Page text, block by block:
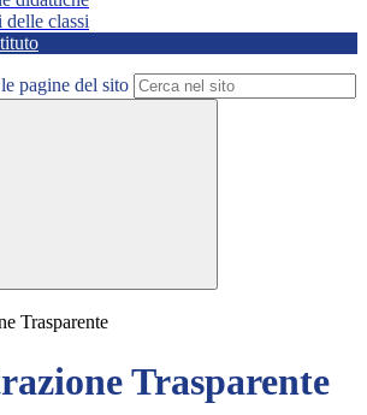
delle classi
pagine del sito
Trasparente
Trasparente